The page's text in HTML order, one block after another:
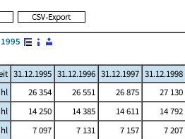
31.12.1995 31.12.1996 31.12.1997 31.12.1998
26 354 26 551 26 875 27 130
14 250 14 385 14 611 14 792
7 097 7 131 7 157 7 207